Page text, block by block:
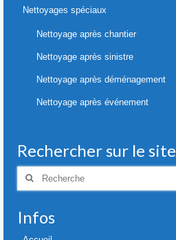
Nettoyages spéciaux
Nettoyage après chantier
Nettoyage après sinistre
Nettoyage après déménagement
Nettoyage après événement
Rechercher sur le site
Rechercher
Infos